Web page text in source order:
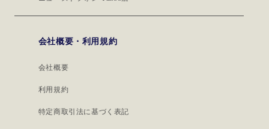
会社概要・利用規約
会社概要
利用規約
特定商取引法に基づく表記